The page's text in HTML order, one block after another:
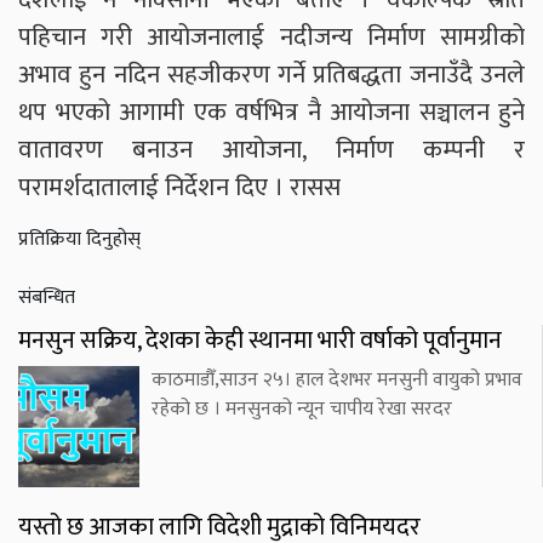
पहिचान गरी आयोजनालाई नदीजन्य निर्माण सामग्रीको
अभाव हुन नदिन सहजीकरण गर्ने प्रतिबद्धता जनाउँदै उनले
थप भएको आगामी एक वर्षभित्र नै आयोजना सञ्चालन हुने
वातावरण बनाउन आयोजना, निर्माण कम्पनी र
परामर्शदातालाई निर्देशन दिए । रासस
प्रतिक्रिया दिनुहोस्
संबन्धित
मनसुन सक्रिय, देशका केही स्थानमा भारी वर्षाको पूर्वानुमान
काठमाडौँ,साउन २५। हाल देशभर मनसुनी वायुको प्रभाव
रहेको छ । मनसुनको न्यून चापीय रेखा सरदर
यस्तो छ आजका लागि विदेशी मुद्राको विनिमयदर